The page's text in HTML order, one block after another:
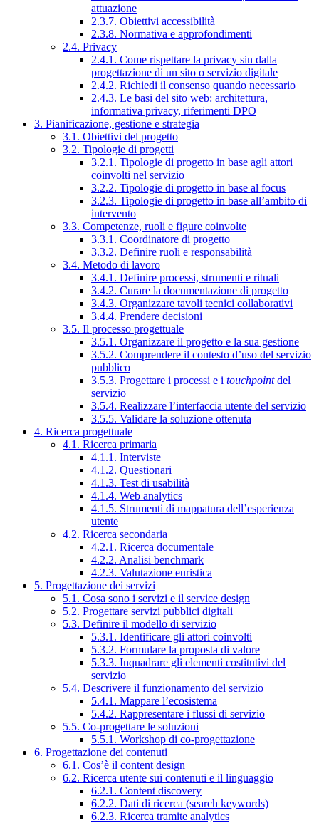
attuazione
2.3.7. Obiettivi accessibilità
2.3.8. Normativa e approfondimenti
2.4. Privacy
2.4.1. Come rispettare la privacy sin dalla
progettazione di un sito o servizio digitale
2.4.2. Richiedi il consenso quando necessario
2.4.3. Le basi del sito web: architettura,
informativa privacy, riferimenti DPO
3. Pianificazione, gestione e strategia
3.1. Obiettivi del progetto
3.2. Tipologie di progetti
3.2.1. Tipologie di progetto in base agli attori
coinvolti nel servizio
3.2.2. Tipologie di progetto in base al focus
3.2.3. Tipologie di progetto in base all’ambito di
intervento
3.3. Competenze, ruoli e figure coinvolte
3.3.1. Coordinatore di progetto
3.3.2. Definire ruoli e responsabilità
3.4. Metodo di lavoro
3.4.1. Definire processi, strumenti e rituali
3.4.2. Curare la documentazione di progetto
3.4.3. Organizzare tavoli tecnici collaborativi
3.4.4. Prendere decisioni
3.5. Il processo progettuale
3.5.1. Organizzare il progetto e la sua gestione
3.5.2. Comprendere il contesto d’uso del servizio
pubblico
3.5.3. Progettare i processi e i touchpointdel
servizio
3.5.4. Realizzare l’interfaccia utente del servizio
3.5.5. Validare la soluzione ottenuta
4. Ricerca progettuale
4.1. Ricerca primaria
4.1.1. Interviste
4.1.2. Questionari
4.1.3. Test di usabilità
4.1.4. Web analytics
4.1.5. Strumenti di mappatura dell’esperienza
utente
4.2. Ricerca secondaria
4.2.1. Ricerca documentale
4.2.2. Analisi benchmark
4.2.3. Valutazione euristica
5. Progettazione dei servizi
5.1. Cosa sono i servizi e il service design
5.2. Progettare servizi pubblici digitali
5.3. Definire il modello di servizio
5.3.1. Identificare gli attori coinvolti
5.3.2. Formulare la proposta di valore
5.3.3. Inquadrare gli elementi costitutivi del
servizio
5.4. Descrivere il funzionamento del servizio
5.4.1. Mappare l’ecosistema
5.4.2. Rappresentare i flussi di servizio
5.5. Co-progettare le soluzioni
5.5.1. Workshop di co-progettazione
6. Progettazione dei contenuti
6.1. Cos’è il content design
6.2. Ricerca utente sui contenuti e il linguaggio
6.2.1. Content discovery
6.2.2. Dati di ricerca (search keywords)
6.2.3. Ricerca tramite analytics